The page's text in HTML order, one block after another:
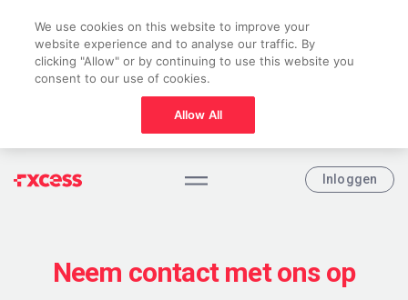
Inloggen
Neem contact met ons op
We use cookies on this website to improve your
website experience and to analyse our traffic. By
clicking "Allow" or by continuing to use this website you
consent to our use of cookies.
Allow All